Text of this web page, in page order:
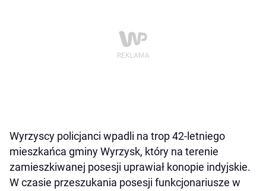
Wyrzyscy policjanci wpadli na trop 42-letniego
mieszkańca gminy Wyrzysk, który na terenie
zamieszkiwanej posesji uprawiał konopie indyjskie.
W czasie przeszukania posesji funkcjonariusze w